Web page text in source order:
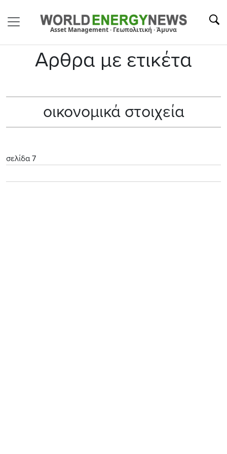
Asset Management · Γεωπολιτική · Άμυνα
Αρθρα με ετικέτα
οικονομικά στοιχεία
σελίδα 7